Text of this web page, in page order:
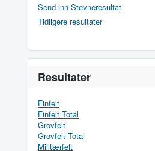
Send inn Stevneresultat
Tidligere resultater
Resultater
Finfelt
Finfelt Total
Grovfelt
Grovfelt Total
Militærfelt